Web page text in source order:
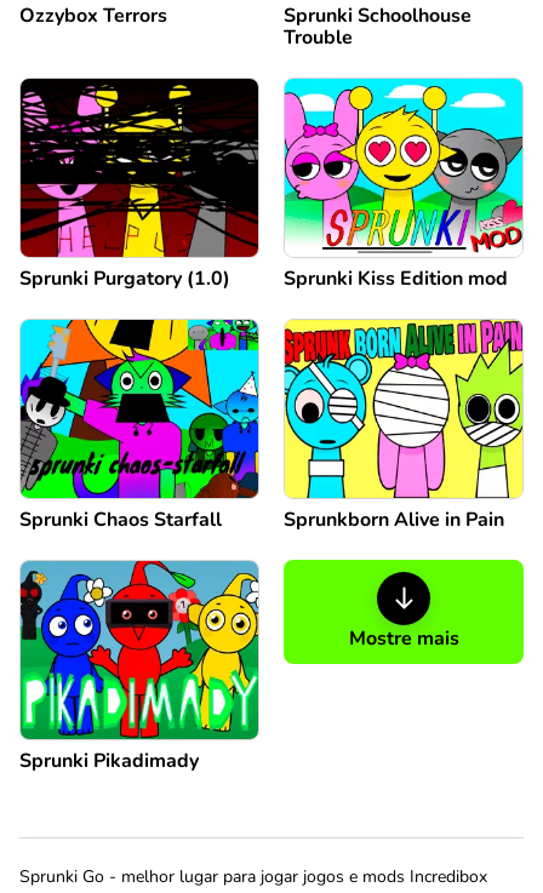
Ozzybox Terrors
Sprunki Schoolhouse
Trouble
Sprunki Purgatory (1.0) Sprunki Kiss Edition mod
Sprunki Chaos Starfall Sprunkborn Alive in Pain
Sprunki Pikadimady
Mostre mais
Sprunki Go - melhor lugar para jogar jogos e mods Incredibox